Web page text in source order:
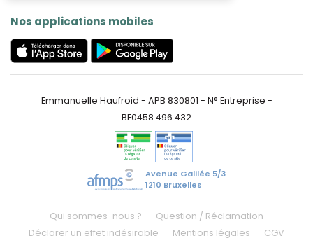
Nos applications mobiles
Emmanuelle Haufroid - APB 830801 - N° Entreprise -
BE0458.496.432
Avenue Galilée 5/3
1210 Bruxelles
Qui sommes-nous ?
Question / Réclamation
Déclarer un effet indésirable
Mentions légales
CGV